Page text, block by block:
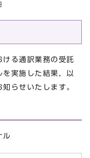
る通訳業務の受託
実施した結果，以
らせいたします。
ル